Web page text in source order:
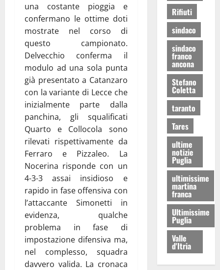
una costante pioggia e
confermano le ottime doti
mostrate nel corso di
questo campionato.
Delvecchio conferma il
modulo ad una sola punta
già presentato a Catanzaro
con la variante di Lecce che
inizialmente parte dalla
panchina, gli squalificati
Quarto e Collocola sono
rilevati rispettivamente da
Ferraro e Pizzaleo. La
Nocerina risponde con un
4-3-3 assai insidioso e
rapido in fase offensiva con
l’attaccante Simonetti in
evidenza, qualche
problema in fase di
impostazione difensiva ma,
nel complesso, squadra
davvero valida. La cronaca
Rifiuti
sindaco
sindaco
franco
ancona
Stefano
Coletta
taranto
Tares
ultime
notizie
Puglia
ultimissime
martina
franca
Ultimissime
Puglia
Valle
d'Itria